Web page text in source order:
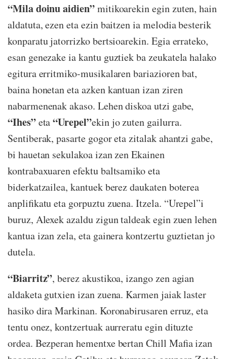
“Mila doinu aidien”mitikoarekin egin zuten, hain
aldatuta, ezen eta ezin baitzen ia melodia besterik
konparatu jatorrizko bertsioarekin. Egia errateko,
esan genezake ia kantu guztiek ba zeukatela halako
egitura erritmiko-musikalaren bariazioren bat,
baina honetan eta azken kantuan izan ziren
nabarmenenak akaso. Lehen diskoa utzi gabe,
“Ihes”eta“Urepel”ekin jo zuten gailurra.
Sentiberak, pasarte gogor eta zitalak ahantzi gabe,
bi hauetan sekulakoa izan zen Ekainen
kontrabaxuaren efektu baltsamiko eta
biderkatzailea, kantuek berez daukaten boterea
anplifikatu eta gorpuztu zuena. Itzela. “Urepel”i
buruz, Alexek azaldu zigun taldeak egin zuen lehen
kantua izan zela, eta gainera kontzertu guztietan jo
dutela.
“Biarritz”, berez akustikoa, izango zen agian
aldaketa gutxien izan zuena. Karmen jaiak laster
hasiko dira Markinan. Koronabirusaren erruz, eta
tentu onez, kontzertuak aurreratu egin dituzte
ordea. Bezperan hementxe bertan Chill Mafia izan